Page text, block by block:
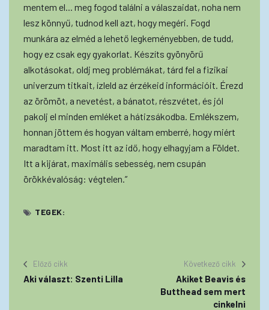
mentem el... meg fogod találni a válaszaidat, noha nem
lesz könnyű, tudnod kell azt, hogy megéri. Fogd
munkára az elméd a lehető legkeményebben, de tudd,
hogy ez csak egy gyakorlat. Készíts gyönyörű
alkotásokat, oldj meg problémákat, tárd fel a fizikai
univerzum titkait, ízleld az érzékeid információit. Érezd
az örömöt, a nevetést, a bánatot, részvétet, és jól
pakolj el minden emléket a hátizsákodba. Emlékszem,
honnan jöttem és hogyan váltam emberré, hogy miért
maradtam itt. Most itt az idő, hogy elhagyjam a Földet.
Itt a kijárat, maximális sebesség, nem csupán
örökkévalóság: végtelen.”
TEGEK:
Előző cikk
Aki választ: Szenti Lilla
Következő cikk
Akiket Beavis és
Butthead sem mert
cinkelni